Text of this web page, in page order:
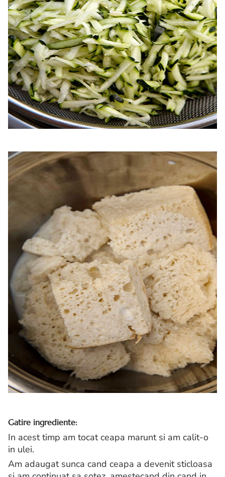
Gatire ingrediente:
In acest timp am tocat ceapa marunt si am calit-o
in ulei.
Am adaugat sunca cand ceapa a devenit sticloasa